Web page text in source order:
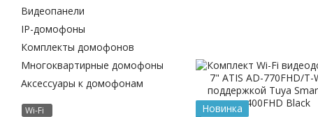
Новинка
Видеопанели
IP-домофоны
Комплекты домофонов
Многоквартирные домофоны
Аксессуары к домофонам
Wi-Fi